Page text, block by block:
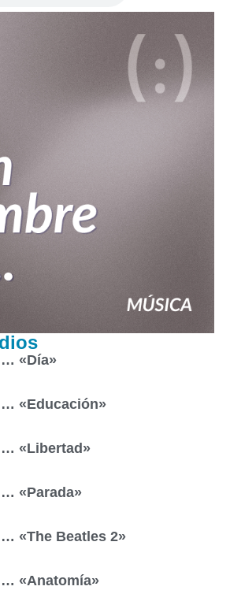
«Día»
«Educación»
«Libertad»
«Parada»
«The Beatles 2»
«Anatomía»